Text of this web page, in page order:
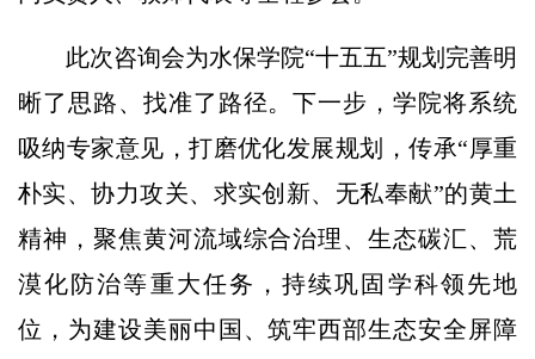
此次咨询会为水保学院“十五五”规划完善明
晰了思路、找准了路径。下一步，学院将系统
吸纳专家意见，打磨优化发展规划，传承“厚重
朴实、协力攻关、求实创新、无私奉献”的黄土
精神，聚焦黄河流域综合治理、生态碳汇、荒
漠化防治等重大任务，持续巩固学科领先地
位，为建设美丽中国、筑牢西部生态安全屏障